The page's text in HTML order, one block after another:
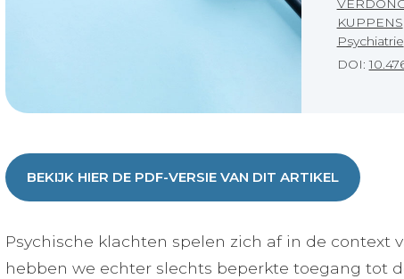
KUPPENS
Psychiatrie
DOI:
BEKIJK HIER DE PDF-VERSIE VAN DIT ARTIKEL
Psychische klachten spelen zich af in de context
hebben we echter slechts beperkte toegang tot